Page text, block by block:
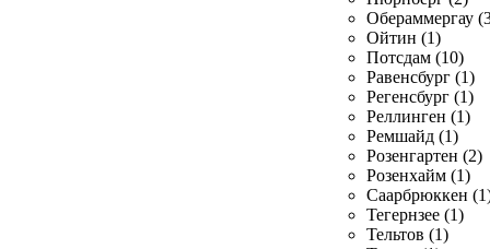
Обераммергау
Ойтин (1)
Потсдам (10)
Равенсбург (1)
Регенсбург (1)
Реллинген (1)
Ремшайд (1)
Розенгартен (2)
Розенхайм (1)
Саарбрюккен
Тегернзее (1)
Тельтов (1)